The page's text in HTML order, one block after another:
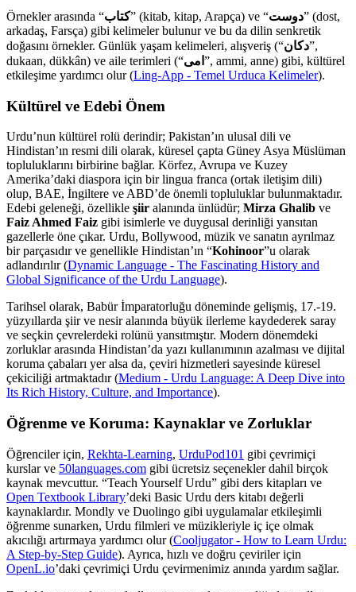
Örnekler arasında “کتاب” (kitab, kitap, Arapça) ve “دوست” (dost,
arkadaş, Farsça) gibi kelimeler bulunur ve bu da dilin senkretik
doğasını örnekler. Günlük yaşam kelimeleri, alışveriş (“دکان”,
dukaan, dükkân) ve aile terimleri (“امی ”, ammi, anne) gibi, kültürel
etkileşime yardımcı olur (Ling-App - Temel Urduca Kelimeler).
Kültürel ve Edebi Önem
Urdu’nun kültürel rolü derindir; Pakistan’ın ulusal dili ve
Hindistan’ın resmi dili olarak, küresel çapta Güney Asya Müslüman
topluluklarını birbirine bağlar. Körfez, Avrupa ve Kuzey
Amerika’daki diaspora için bir lingua franca (ortak iletişim dili)
olup, BAE, İngiltere ve ABD’de önemli topluluklar bulunmaktadır.
Edebi geleneği, özellikle şiir alanında ünlüdür; Mirza Ghalib ve
Faiz Ahmed Faiz gibi isimlerle ve duygusal derinliği yansıtan
gazellerle öne çıkar. Urdu, Bollywood, müzik ve sanatın ayrılmaz
bir parçasıdır ve genellikle Hindistan’ın “Kohinoor”u olarak
adlandırılır (Dynamic Language - The Fascinating History and
Global Significance of the Urdu Language).
Tarihsel olarak, Babür İmparatorluğu döneminde gelişmiş, 17.-19.
yüzyıllarda şiir ve nesir alanında büyük ilerleme kaydederek saray
ve seçkin çevrelerdeki rolünü yansıtmıştır. Modern dönemdeki
zorluklar arasında Hindistan’da yazı kullanımının azalması ve dijital
koruma çabaları yer alsa da, çeviri hizmetleri sayesinde küresel
çekiciliği artmaktadır (Medium - Urdu Language: A Deep Dive into
Its Rich History, Culture, and Importance).
Öğrenme ve Koruma: Kaynaklar ve Zorluklar
Öğrenciler için, Rekhta-Learning, UrduPod101 gibi çevrimiçi
kurslar ve 50languages.com gibi ücretsiz seçenekler dahil birçok
kaynak mevcuttur. “Teach Yourself Urdu” gibi ders kitapları ve
Open Textbook Library’deki Basic Urdu ders kitabı değerli
kaynaklardır. Mondly ve Duolingo gibi uygulamalar etkileşimli
öğrenme sunarken, Urdu filmleri ve müzikleriyle iç içe olmak
akıcılığı artırmaya yardımcı olur (Cooljugator - How to Learn Urdu:
A Step-by-Step Guide). Ayrıca, hızlı ve doğru çeviriler için
OpenL.io’daki çevrimiçi Urdu çevirmenimiz anında yardım sağlar.